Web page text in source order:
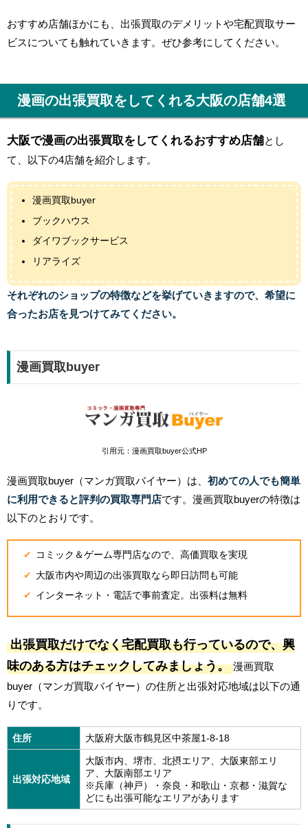
おすすめ店舗ほかにも、出張買取のデメリットや宅配買取サー
ビスについても触れていきます。ぜひ参考にしてください。
漫画の出張買取をしてくれる大阪の店舗4選
大阪で漫画の出張買取をしてくれるおすすめ店舗とし
て、以下の4店舗を紹介します。
漫画買取buyer
ブックハウス
ダイワブックサービス
リアライズ
それぞれのショップの特徴などを挙げていきますので、希望に
合ったお店を見つけてみてください。
漫画買取buyer
引用元：漫画買取buyer公式HP
漫画買取buyer（マンガ買取バイヤー）は、 初めての人でも簡単
に利用できると評判の買取専門店です。漫画買取buyerの特徴は
以下のとおりです。
コミック＆ゲーム専門店なので、高価買取を実現
大阪市内や周辺の出張買取なら即日訪問も可能
インターネット・電話で事前査定。出張料は無料
出張買取だけでなく宅配買取も行っているので、興
味のある方はチェックしてみましょう。 漫画買取
buyer（マンガ買取バイヤー）の住所と出張対応地域は以下の通
りです。
住所 大阪府大阪市鶴見区中茶屋1-8-18
出張対応地域
大阪市内、堺市、北摂エリア、大阪東部エリ
ア、大阪南部エリア
※兵庫（神戸）・奈良・和歌山・京都・滋賀な
どにも出張可能なエリアがあります